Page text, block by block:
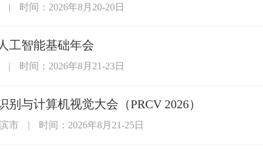
| 时间：2026年8月20-20日
工智能基础年会
| 时间：2026年8月21-23日
别与计算机视觉大会（PRCV 2026）
市 | 时间：2026年8月21-25日